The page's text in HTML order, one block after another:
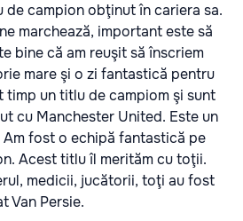
de campion obţinut în cariera sa.
marchează, important este să
bine că am reuşit să înscriem
mare şi o zi fantastică pentru
un titlu de campiom şi sunt
cu Manchester United. Este un
fost o echipă fantastică pe
Acest titlu îl merităm cu toţii.
medicii, jucătorii, toţi au fost
Van Persie.